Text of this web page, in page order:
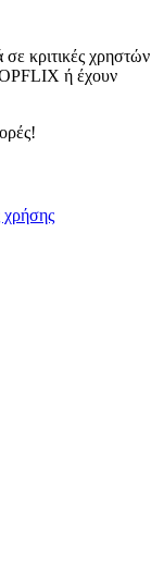
σε κριτικές χρηστών
ή έχουν
χρήσης